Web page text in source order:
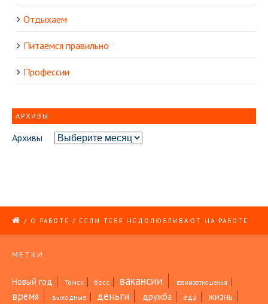
Отдыхаем
Питаемся правильно
Профессии
АРХИВЫ
Архивы
/ О РАБОТЕ / ЕСЛИ ТЕБЯ НЕДОЛЮБЛИВАЮТ НА РАБОТЕ
МЕТКИ
Новый год Томск босс вакансии взаимоотношения
время выходные деньги дружба еда жизнь